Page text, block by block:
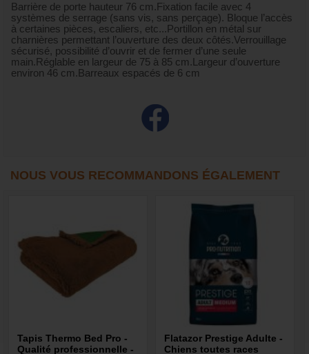
Barrière de porte hauteur 76 cm.Fixation facile avec 4
systèmes de serrage (sans vis, sans perçage). Bloque l’accès
à certaines pièces, escaliers, etc...Portillon en métal sur
charnières permettant l’ouverture des deux côtés.Verrouillage
sécurisé, possibilité d’ouvrir et de fermer d’une seule
main.Réglable en largeur de 75 à 85 cm.Largeur d’ouverture
environ 46 cm.Barreaux espacés de 6 cm
NOUS VOUS RECOMMANDONS ÉGALEMENT
Tapis Thermo Bed Pro -
Qualité professionnelle -
Flatazor Prestige Adulte -
Chiens toutes races